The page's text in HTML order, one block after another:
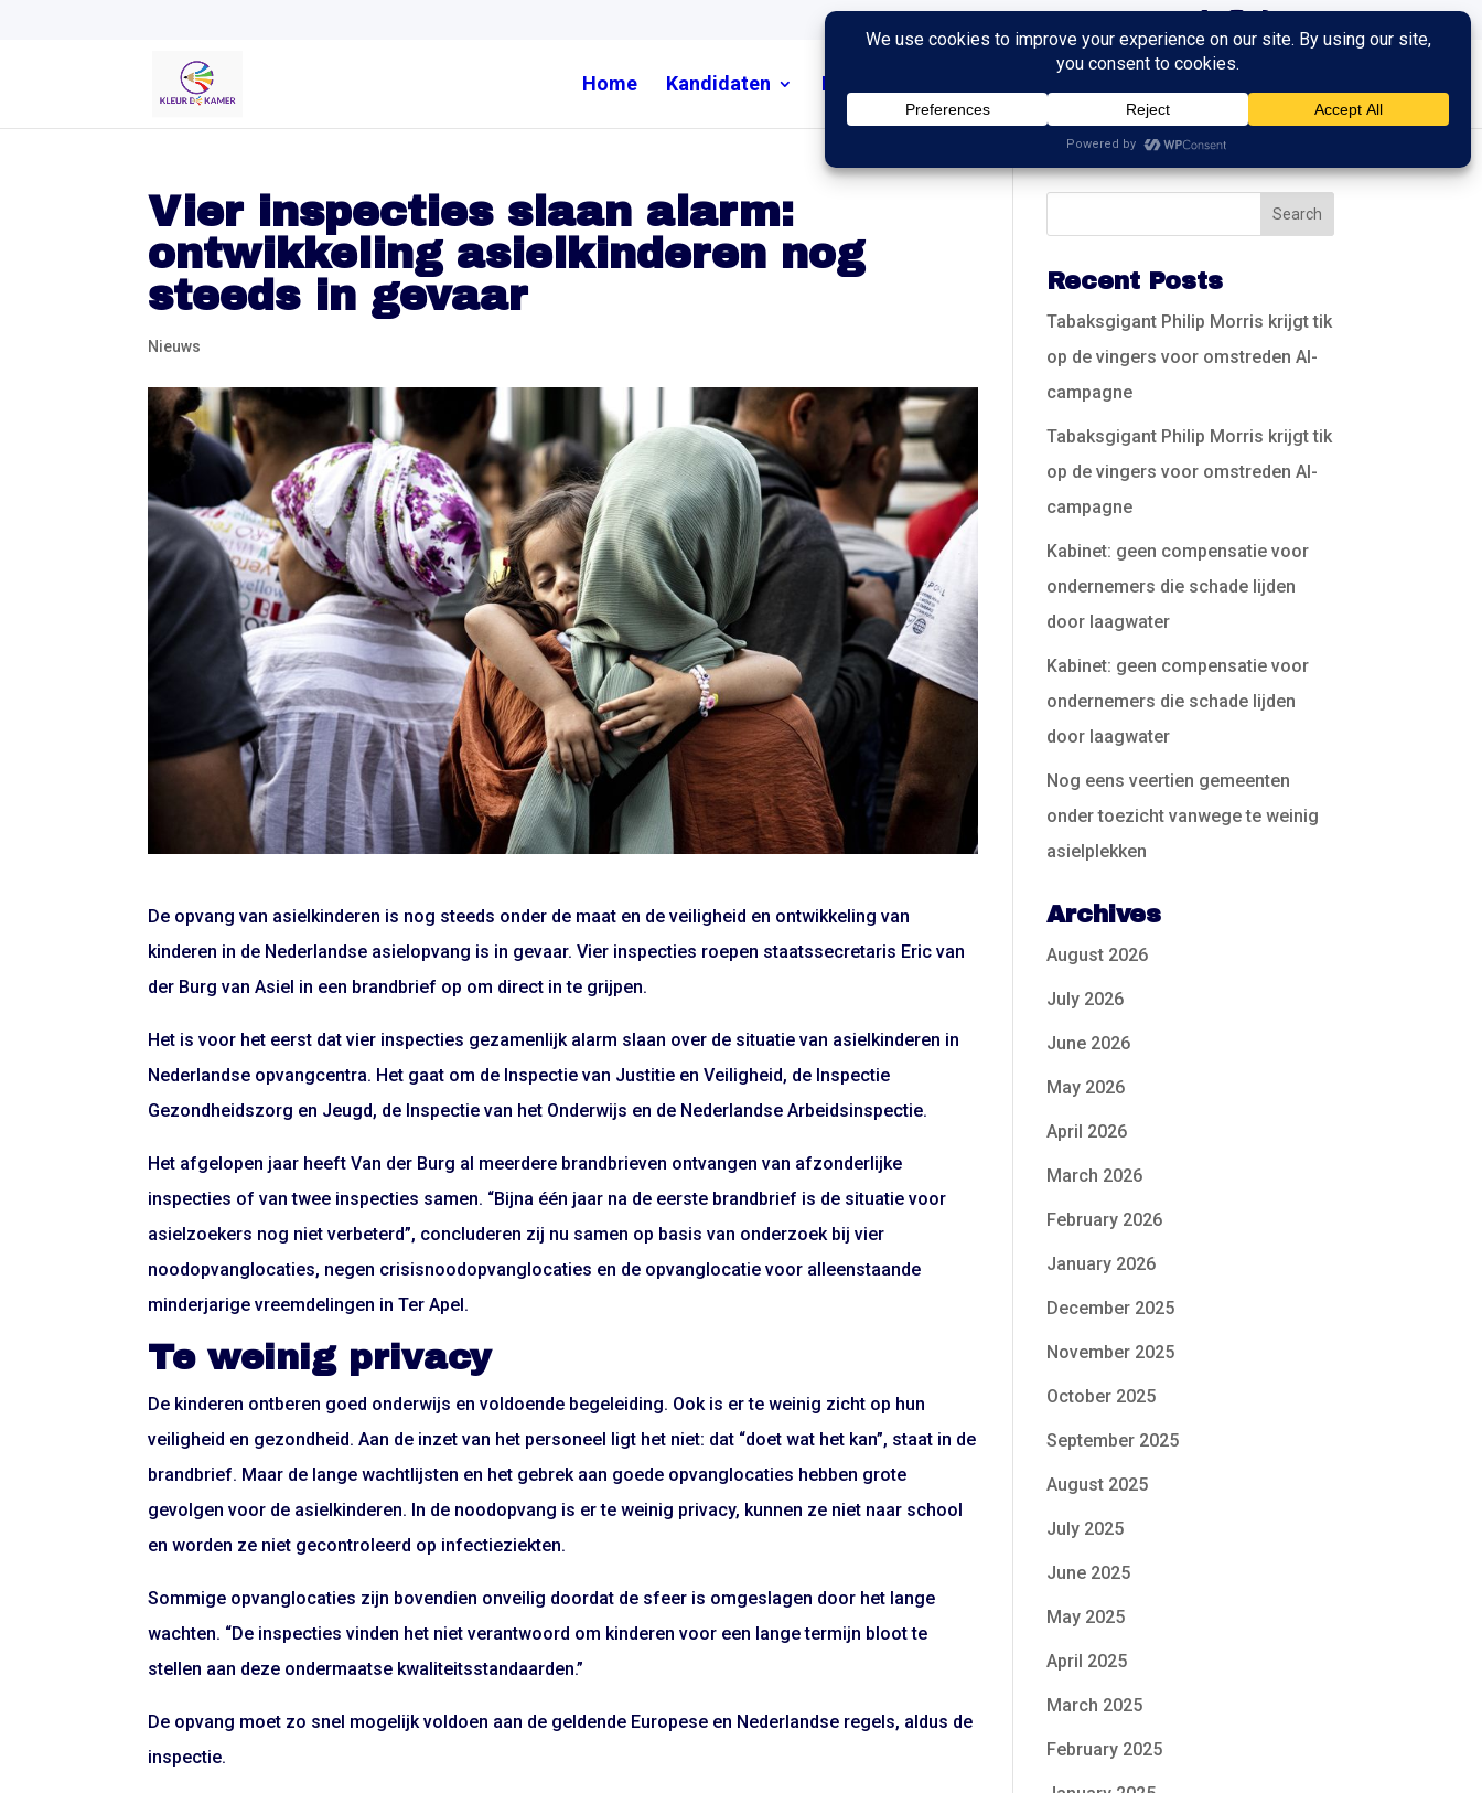
Home Kandidaten Nieuws
Vier inspecties slaan alarm:
ontwikkeling asielkinderen nog
steeds in gevaar
Nieuws
De opvang van asielkinderen is nog steeds onder de maat en de veiligheid en ontwikkeling van
kinderen in de Nederlandse asielopvang is in gevaar. Vier inspecties roepen staatssecretaris Eric van
der Burg van Asiel in een brandbrief op om direct in te grijpen.
Het is voor het eerst dat vier inspecties gezamenlijk alarm slaan over de situatie van asielkinderen in
Nederlandse opvangcentra. Het gaat om de Inspectie van Justitie en Veiligheid, de Inspectie
Gezondheidszorg en Jeugd, de Inspectie van het Onderwijs en de Nederlandse Arbeidsinspectie.
Het afgelopen jaar heeft Van der Burg al meerdere brandbrieven ontvangen van afzonderlijke
inspecties of van twee inspecties samen. “Bijna één jaar na de eerste brandbrief is de situatie voor
asielzoekers nog niet verbeterd”, concluderen zij nu samen op basis van onderzoek bij vier
noodopvanglocaties, negen crisisnoodopvanglocaties en de opvanglocatie voor alleenstaande
minderjarige vreemdelingen in Ter Apel.
Te weinig privacy
De kinderen ontberen goed onderwijs en voldoende begeleiding. Ook is er te weinig zicht op hun
veiligheid en gezondheid. Aan de inzet van het personeel ligt het niet: dat “doet wat het kan”, staat in de
brandbrief. Maar de lange wachtlijsten en het gebrek aan goede opvanglocaties hebben grote
gevolgen voor de asielkinderen. In de noodopvang is er te weinig privacy, kunnen ze niet naar school
en worden ze niet gecontroleerd op infectieziekten.
Sommige opvanglocaties zijn bovendien onveilig doordat de sfeer is omgeslagen door het lange
wachten. “De inspecties vinden het niet verantwoord om kinderen voor een lange termijn bloot te
stellen aan deze ondermaatse kwaliteitsstandaarden.”
De opvang moet zo snel mogelijk voldoen aan de geldende Europese en Nederlandse regels, aldus de
inspectie.
Recent Posts
Tabaksgigant Philip Morris krijgt tik
op de vingers voor omstreden AI-
campagne
Tabaksgigant Philip Morris krijgt tik
op de vingers voor omstreden AI-
campagne
Kabinet: geen compensatie voor
ondernemers die schade lijden
door laagwater
Kabinet: geen compensatie voor
ondernemers die schade lijden
door laagwater
Nog eens veertien gemeenten
onder toezicht vanwege te weinig
asielplekken
Archives
August 2026
July 2026
June 2026
May 2026
April 2026
March 2026
February 2026
January 2026
December 2025
November 2025
October 2025
September 2025
August 2025
July 2025
June 2025
May 2025
April 2025
March 2025
February 2025